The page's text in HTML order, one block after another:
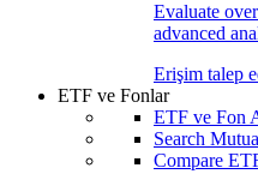
Evaluate over
advanced
Erişim talep
ETF ve Fonlar
ETF ve Fon
Search
Compare